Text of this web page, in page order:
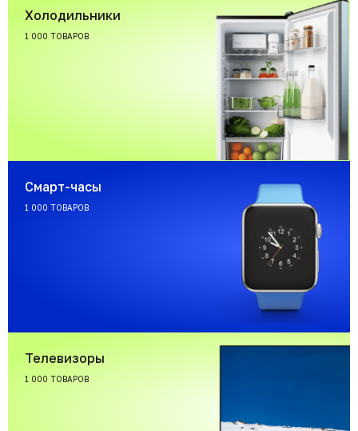
Холодильники
1 000 ТОВАРОВ
Смарт-часы
1 000 ТОВАРОВ
Телевизоры
1 000 ТОВАРОВ